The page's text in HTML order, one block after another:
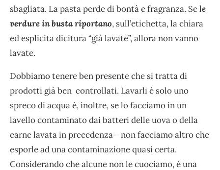
sbagliata. La pasta perde di bontà e fragranza. Se le
verdure in busta riportano, sull’etichetta, la chiara
ed esplicita dicitura “già lavate”, allora non vanno
lavate.
Dobbiamo tenere ben presente che si tratta di
prodotti già ben controllati. Lavarli è solo uno
spreco di acqua è, inoltre, se lo facciamo in un
lavello contaminato dai batteri delle uova o della
carne lavata in precedenza- non facciamo altro che
esporle ad una contaminazione quasi certa.
Considerando che alcune non le cuociamo, è una